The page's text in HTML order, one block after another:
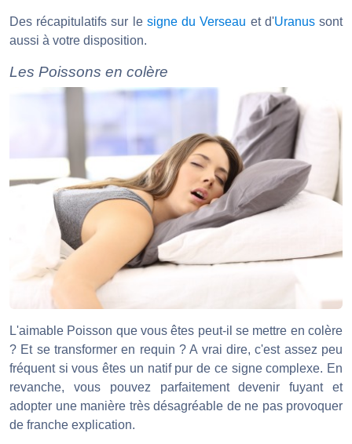
Des récapitulatifs sur le signe du Verseau et d'Uranussont
aussi à votre disposition.
Les Poissons en colère
L'aimable Poisson que vous êtes peut-il se mettre en colère
? Et se transformer en requin ? A vrai dire, c'est assez peu
fréquent si vous êtes un natif pur de ce signe complexe. En
revanche, vous pouvez parfaitement devenir fuyant et
adopter une manière très désagréable de ne pas provoquer
de franche explication.